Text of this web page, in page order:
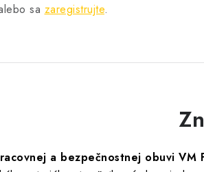
sa zaregistrujte.
a bezpečnostnej obuvi VM